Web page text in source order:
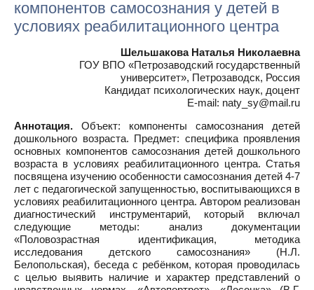
компонентов самосознания у детей в
условиях реабилитационного центра
Шельшакова Наталья Николаевна
ГОУ ВПО «Петрозаводский государственный
университет», Петрозаводск, Россия
Кандидат психологических наук, доцент
E-mail: naty_sy@mail.ru
Аннотация. Объект: компоненты самосознания детей
дошкольного возраста. Предмет: специфика проявления
основных компонентов самосознания детей дошкольного
возраста в условиях реабилитационного центра. Статья
посвящена изучению особенности самосознания детей 4-7
лет с педагогической запущенностью, воспитывающихся в
условиях реабилитационного центра. Автором реализован
диагностический инструментарий, который включал
следующие методы: анализ документации
«Половозрастная идентификация, методика
исследования детского самосознания» (Н.Л.
Белопольская), беседа с ребёнком, которая проводилась
с целью выявить наличие и характер представлений о